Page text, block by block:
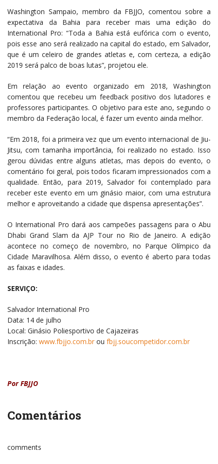
Washington Sampaio, membro da FBJJO, comentou sobre a
expectativa da Bahia para receber mais uma edição do
International Pro: “Toda a Bahia está eufórica com o evento,
pois esse ano será realizado na capital do estado, em Salvador,
que é um celeiro de grandes atletas e, com certeza, a edição
2019 será palco de boas lutas”, projetou ele.
Em relação ao evento organizado em 2018, Washington
comentou que recebeu um feedback positivo dos lutadores e
professores participantes. O objetivo para este ano, segundo o
membro da Federação local, é fazer um evento ainda melhor.
“Em 2018, foi a primeira vez que um evento internacional de Jiu-
Jitsu, com tamanha importância, foi realizado no estado. Isso
gerou dúvidas entre alguns atletas, mas depois do evento, o
comentário foi geral, pois todos ficaram impressionados com a
qualidade. Então, para 2019, Salvador foi contemplado para
receber este evento em um ginásio maior, com uma estrutura
melhor e aproveitando a cidade que dispensa apresentações”.
O International Pro dará aos campeões passagens para o Abu
Dhabi Grand Slam da AJP Tour no Rio de Janeiro. A edição
acontece no começo de novembro, no Parque Olímpico da
Cidade Maravilhosa. Além disso, o evento é aberto para todas
as faixas e idades.
SERVIÇO:
Salvador International Pro
Data: 14 de julho
Local: Ginásio Poliesportivo de Cajazeiras
Inscrição: www.fbjjo.com.br ou fbjj.soucompetidor.com.br
Por FBJJO
Comentários
comments